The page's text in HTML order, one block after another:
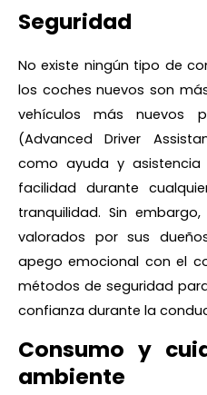
Seguridad
No existe ningún tipo de
los coches nuevos son
vehículos más nuevos
(Advanced Driver
como ayuda y asistencia
facilidad durante
tranquilidad. Sin
valorados por sus
apego emocional con el
métodos de seguridad
confianza durante la
Consumo y
ambiente